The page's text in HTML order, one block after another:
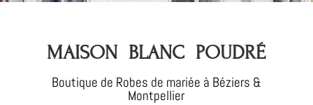
MAISON BLANC POUDRÉ
Boutique de Robes de mariée à Béziers &
Montpellier